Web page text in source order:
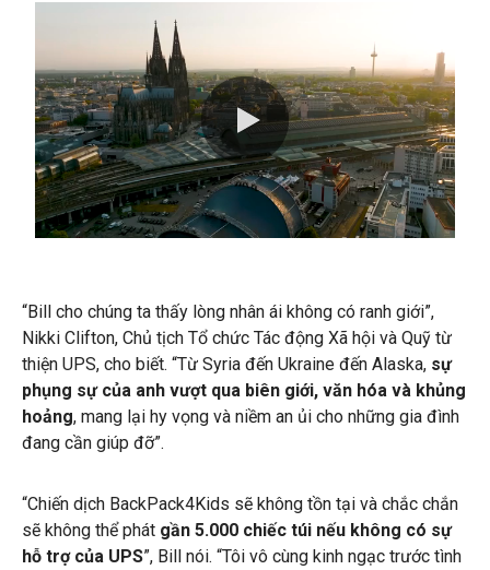
0:00 / 3:46
“Bill cho chúng ta thấy lòng nhân ái không có ranh giới”,
Nikki Clifton, Chủ tịch Tổ chức Tác động Xã hội và Quỹ từ
thiện UPS, cho biết. “Từ Syria đến Ukraine đến Alaska, sự
phụng sự của anh vượt qua biên giới, văn hóa và khủng
hoảng, mang lại hy vọng và niềm an ủi cho những gia đình
đang cần giúp đỡ”.
“Chiến dịch BackPack4Kids sẽ không tồn tại và chắc chắn
sẽ không thể phát gần 5.000 chiếc túi nếu không có sự
hỗ trợ của UPS”, Bill nói. “Tôi vô cùng kinh ngạc trước tình